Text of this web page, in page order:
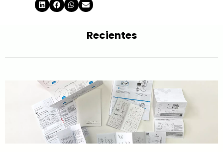
Recientes